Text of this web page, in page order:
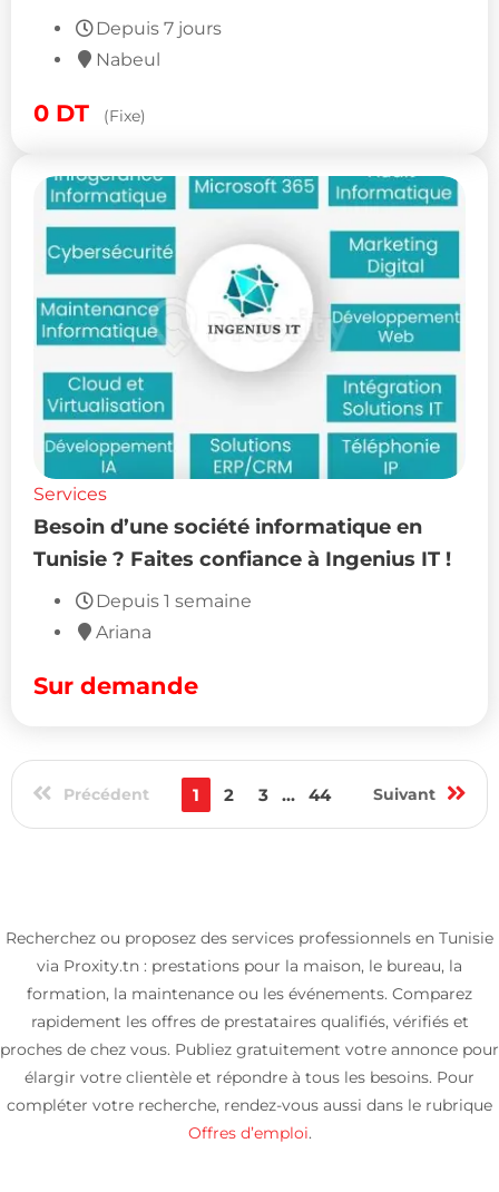
Depuis 7 jours
Nabeul
0 DT (Fixe)
Services
Besoin d’une société informatique en
Tunisie ? Faites confiance à Ingenius IT !
Depuis 1 semaine
Ariana
Sur demande
Précédent 1 2 3 ... 44 Suivant
Recherchez ou proposez des services professionnels en Tunisie
via Proxity.tn : prestations pour la maison, le bureau, la
formation, la maintenance ou les événements. Comparez
rapidement les offres de prestataires qualifiés, vérifiés et
proches de chez vous. Publiez gratuitement votre annonce pour
élargir votre clientèle et répondre à tous les besoins. Pour
compléter votre recherche, rendez-vous aussi dans le rubrique
Offres d’emploi.